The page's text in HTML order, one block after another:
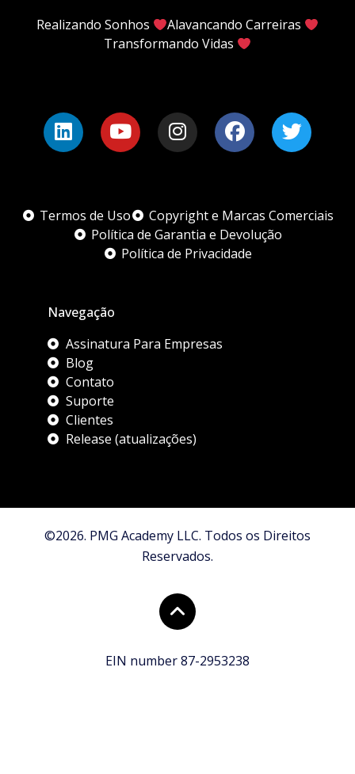
Realizando Sonhos
Alavancando Carreiras
Transformando Vidas
Termos de Uso
Copyright e Marcas Comerciais
Política de Garantia e Devolução
Política de Privacidade
Navegação
Assinatura Para Empresas
Blog
Contato
Suporte
Clientes
Release (atualizações)
©2026. PMG Academy LLC. Todos os Direitos
Reservados.
EIN number 87-2953238